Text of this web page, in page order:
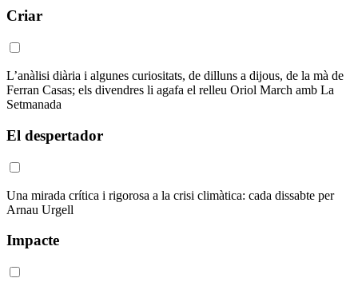
Criar
L’anàlisi diària i algunes curiositats, de dilluns a dijous, de la mà de
Ferran Casas; els divendres li agafa el relleu Oriol March amb La
Setmanada
El despertador
Una mirada crítica i rigorosa a la crisi climàtica: cada dissabte per
Arnau Urgell
Impacte